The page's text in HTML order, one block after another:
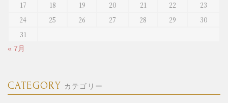
17
18 19 20 21 22
23
24
25 26 27 28 29
30
31
« 7月
CATEGORY カテゴリー